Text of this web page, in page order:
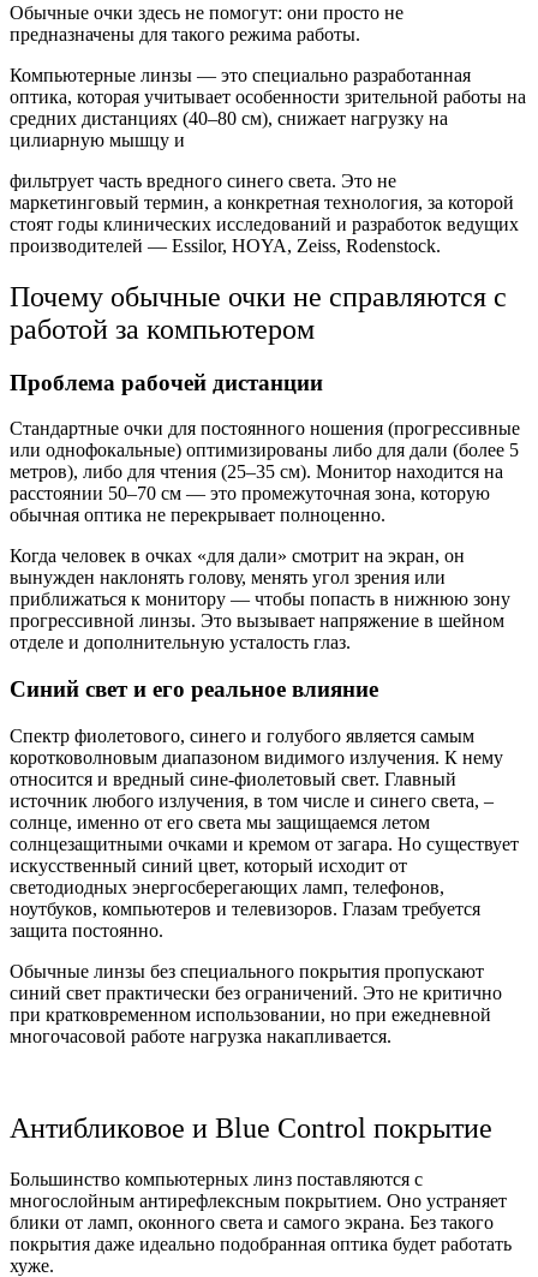
Обычные очки здесь не помогут: они просто не
предназначены для такого режима работы.
Компьютерные линзы — это специально разработанная
оптика, которая учитывает особенности зрительной работы на
средних дистанциях (40–80 см), снижает нагрузку на
цилиарную мышцу и
фильтрует часть вредного синего света. Это не
маркетинговый термин, а конкретная технология, за которой
стоят годы клинических исследований и разработок ведущих
производителей — Essilor, HOYA, Zeiss, Rodenstock.
Почему обычные очки не справляются с
работой за компьютером
Проблема рабочей дистанции
Стандартные очки для постоянного ношения (прогрессивные
или однофокальные) оптимизированы либо для дали (более 5
метров), либо для чтения (25–35 см). Монитор находится на
расстоянии 50–70 см — это промежуточная зона, которую
обычная оптика не перекрывает полноценно.
Когда человек в очках «для дали» смотрит на экран, он
вынужден наклонять голову, менять угол зрения или
приближаться к монитору — чтобы попасть в нижнюю зону
прогрессивной линзы. Это вызывает напряжение в шейном
отделе и дополнительную усталость глаз.
Синий свет и его реальное влияние
Спектр фиолетового, синего и голубого является самым
коротковолновым диапазоном видимого излучения. К нему
относится и вредный сине-фиолетовый свет. Главный
источник любого излучения, в том числе и синего света, –
солнце, именно от его света мы защищаемся летом
солнцезащитными очками и кремом от загара. Но существует
искусственный синий цвет, который исходит от
светодиодных энергосберегающих ламп, телефонов,
ноутбуков, компьютеров и телевизоров. Глазам требуется
защита постоянно.
Обычные линзы без специального покрытия пропускают
синий свет практически без ограничений. Это не критично
при кратковременном использовании, но при ежедневной
многочасовой работе нагрузка накапливается.
Антибликовое и Blue Control покрытие
Большинство компьютерных линз поставляются с
многослойным антирефлексным покрытием. Оно устраняет
блики от ламп, оконного света и самого экрана. Без такого
покрытия даже идеально подобранная оптика будет работать
хуже.